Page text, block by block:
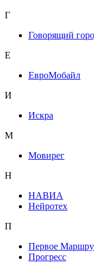
Г
Говорящий
Е
ЕвроМобайл
И
Искра
М
Мовирег
Н
НАВИА
Нейротех
П
Первое
Прогресс